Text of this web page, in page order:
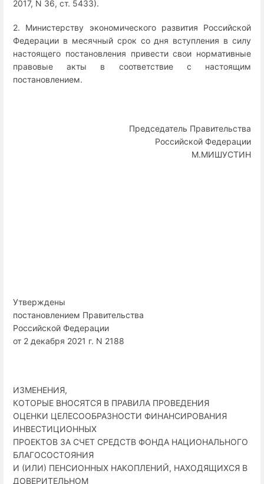
2017, N 36, ст. 5433).
2. Министерству экономического развития Российской
Федерации в месячный срок со дня вступления в силу
настоящего постановления привести свои нормативные
правовые акты в соответствие с настоящим
постановлением.
Председатель Правительства
Российской Федерации
М.МИШУСТИН
Утверждены
постановлением Правительства
Российской Федерации
от 2 декабря 2021 г. N 2188
ИЗМЕНЕНИЯ,
КОТОРЫЕ ВНОСЯТСЯ В ПРАВИЛА ПРОВЕДЕНИЯ
ОЦЕНКИ ЦЕЛЕСООБРАЗНОСТИ ФИНАНСИРОВАНИЯ
ИНВЕСТИЦИОННЫХ
ПРОЕКТОВ ЗА СЧЕТ СРЕДСТВ ФОНДА НАЦИОНАЛЬНОГО
БЛАГОСОСТОЯНИЯ
И (ИЛИ) ПЕНСИОННЫХ НАКОПЛЕНИЙ, НАХОДЯЩИХСЯ В
ДОВЕРИТЕЛЬНОМ